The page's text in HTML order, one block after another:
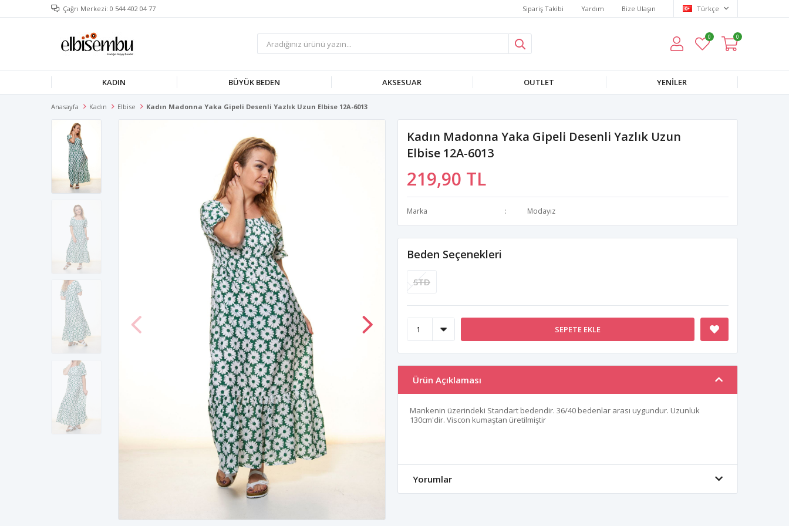
Çağrı Merkezi: 0 544 402 04 77 Sipariş Takibi Yardım Bize Ulaşın Türkçe
0 0
KADIN BÜYÜK BEDEN AKSESUAR OUTLET YENILER
Anasayfa Kadın Elbise Kadın Madonna Yaka Gipeli Desenli Yazlık Uzun Elbise 12A-6013
Kadın Madonna Yaka Gipeli Desenli Yazlık Uzun
Elbise 12A-6013
219,90 TL
Marka Modayız
Beden Seçenekleri
STD
SEPETE EKLE
Ürün Açıklaması
Mankenin üzerindeki Standart bedendir. 36/40 bedenlar arası uygundur. Uzunluk
130cm'dir. Viscon kumaştan üretilmiştir
Yorumlar